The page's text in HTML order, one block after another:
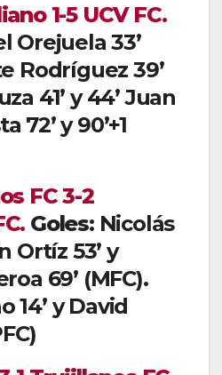
1-5 UCV FC.
Orejuela 33’
Rodríguez 39’
41’ y 44’ Juan
72’ y 90’+1
FC 3-2
Goles: Nicolás
Ortíz 53’ y
69’ (MFC).
14’ y David